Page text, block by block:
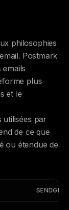
philosophies
Postmark
plus
et le
utilisées par
de ce que
ou étendue de
SENDGRID